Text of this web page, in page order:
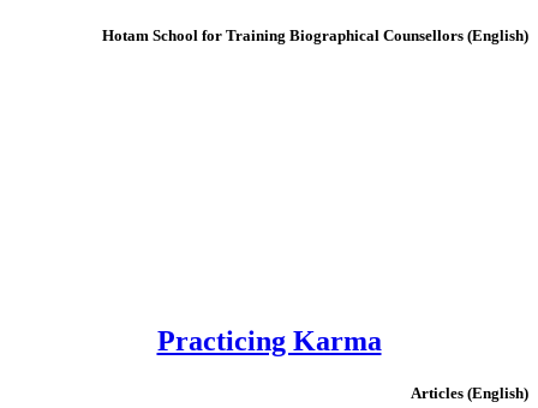
(English) Hotam School for Training Biographical Counsellors
Practicing Karma
(English) Articles